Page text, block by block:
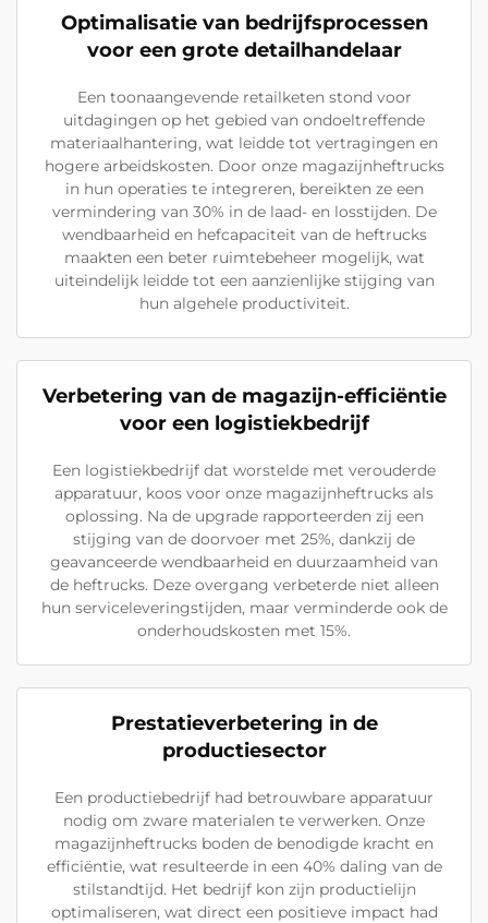
Optimalisatie van bedrijfsprocessen
voor een grote detailhandelaar
Een toonaangevende retailketen stond voor
uitdagingen op het gebied van ondoeltreffende
materiaalhantering, wat leidde tot vertragingen en
hogere arbeidskosten. Door onze magazijnheftrucks
in hun operaties te integreren, bereikten ze een
vermindering van 30% in de laad- en losstijden. De
wendbaarheid en hefcapaciteit van de heftrucks
maakten een beter ruimtebeheer mogelijk, wat
uiteindelijk leidde tot een aanzienlijke stijging van
hun algehele productiviteit.
Verbetering van de magazijn-efficiëntie
voor een logistiekbedrijf
Een logistiekbedrijf dat worstelde met verouderde
apparatuur, koos voor onze magazijnheftrucks als
oplossing. Na de upgrade rapporteerden zij een
stijging van de doorvoer met 25%, dankzij de
geavanceerde wendbaarheid en duurzaamheid van
de heftrucks. Deze overgang verbeterde niet alleen
hun serviceleveringstijden, maar verminderde ook de
onderhoudskosten met 15%.
Prestatieverbetering in de
productiesector
Een productiebedrijf had betrouwbare apparatuur
nodig om zware materialen te verwerken. Onze
magazijnheftrucks boden de benodigde kracht en
efficiëntie, wat resulteerde in een 40% daling van de
stilstandtijd. Het bedrijf kon zijn productielijn
optimaliseren, wat direct een positieve impact had